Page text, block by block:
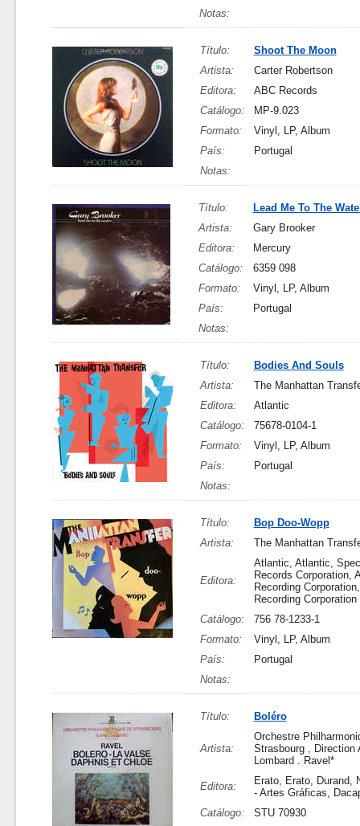
Notas:
Título:
Shoot The Moon
Artista:
Carter Robertson
Editora:
ABC Records
Catálogo:
MP-9.023
Formato:
Vinyl, LP, Album
País:
Portugal
Notas:
Título:
Lead Me To The
Artista:
Gary Brooker
Editora:
Mercury
Catálogo:
6359 098
Formato:
Vinyl, LP, Album
País:
Portugal
Notas:
Título:
Bodies And Souls
Artista:
The Manhattan
Editora:
Atlantic
Catálogo:
75678-0104-1
Formato:
Vinyl, LP, Album
País:
Portugal
Notas:
Título:
Bop Doo-Wopp
Artista:
The Manhattan
Editora:
Atlantic, Atlantic,
Records Corporation,
Recording
Recording Corporation
Catálogo:
756 78-1233-1
Formato:
Vinyl, LP, Album
País:
Portugal
Notas:
Título: Boléro
Artista:
Orchestre
Strasbourg , Direction
Lombard . Ravel*
Editora:
Erato, Erato, Durand,
- Artes Gráficas,
Catálogo:
STU 70930